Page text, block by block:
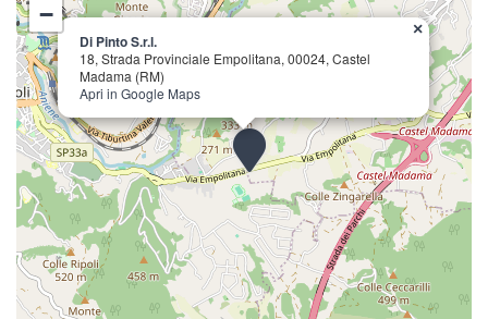
Di Pinto S.r.l.
18, Strada Provinciale Empolitana, 00024, Castel
Madama (RM)
Apri in Google Maps
×
−